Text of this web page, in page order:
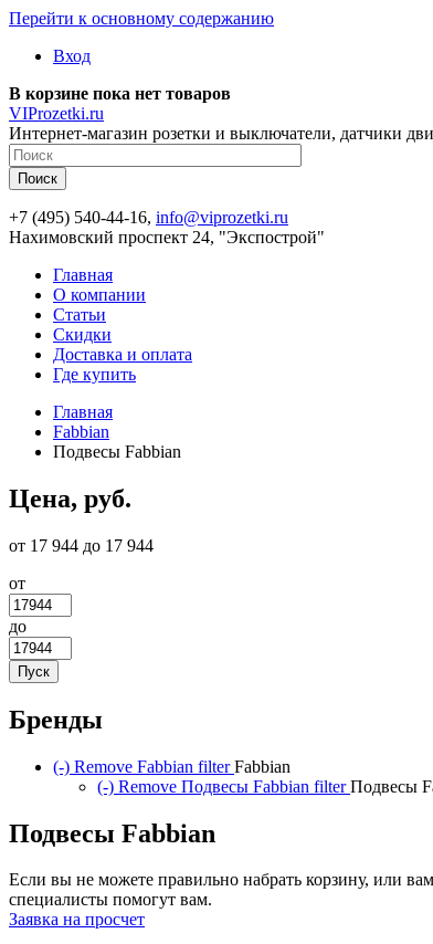
Перейти к основному содержанию
Вход
В корзине пока нет товаров
VIProzetki.ru
Интернет-магазин розетки и выключатели, датчики
+7 (495) 540-44-16, info@viprozetki.ru
Нахимовский проспект 24, "Экспострой"
Главная
О компании
Статьи
Скидки
Доставка и оплата
Где купить
Главная
Fabbian
Подвесы Fabbian
Цена, руб.
от 17 944 до 17 944
от
до
Бренды
(-) Remove Fabbian filterFabbian
(-) Remove Подвесы Fabbian filterПодвесы
Подвесы Fabbian
Если вы не можете правильно набрать корзину, или
специалисты помогут вам.
Заявка на просчет